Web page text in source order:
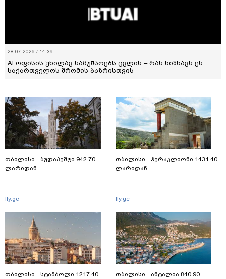
28.07.2026 / 14:39
AI ოფისის უხილავ სამუშაოებს ცვლის – რას ნიშნავს ეს
საქართველოს შრომის ბაზრისთვის
თბილისი - ბუდაპეშტი 942.70
ლარიდან
fly.ge
თბილისი - სტამბოლი 1217.40
თბილისი - ჰერაკლიონი 1431.40
ლარიდან
fly.ge
თბილისი - ანტალია 840.90